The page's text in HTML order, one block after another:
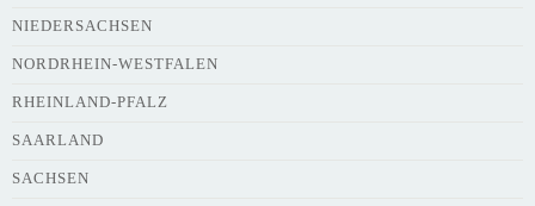
Kurze Beschreibung des Flohmarkts
NIEDERSACHSEN
NORDRHEIN-WESTFALEN
RHEINLAND-PFALZ
SAARLAND
SACHSEN